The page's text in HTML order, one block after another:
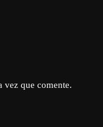
vez que comente.